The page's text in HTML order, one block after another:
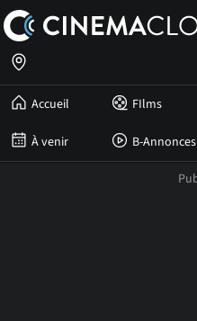
Accueil FIlms
À venir B-Annonces